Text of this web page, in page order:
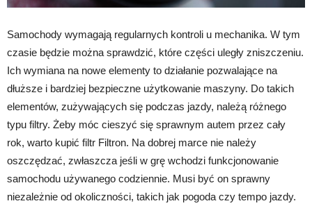
Samochody wymagają regularnych kontroli u mechanika. W tym
czasie będzie można sprawdzić, które części uległy zniszczeniu.
Ich wymiana na nowe elementy to działanie pozwalające na
dłuższe i bardziej bezpieczne użytkowanie maszyny. Do takich
elementów, zużywających się podczas jazdy, należą różnego
typu filtry. Żeby móc cieszyć się sprawnym autem przez cały
rok, warto kupić filtr Filtron. Na dobrej marce nie należy
oszczędzać, zwłaszcza jeśli w grę wchodzi funkcjonowanie
samochodu używanego codziennie. Musi być on sprawny
niezależnie od okoliczności, takich jak pogoda czy tempo jazdy.